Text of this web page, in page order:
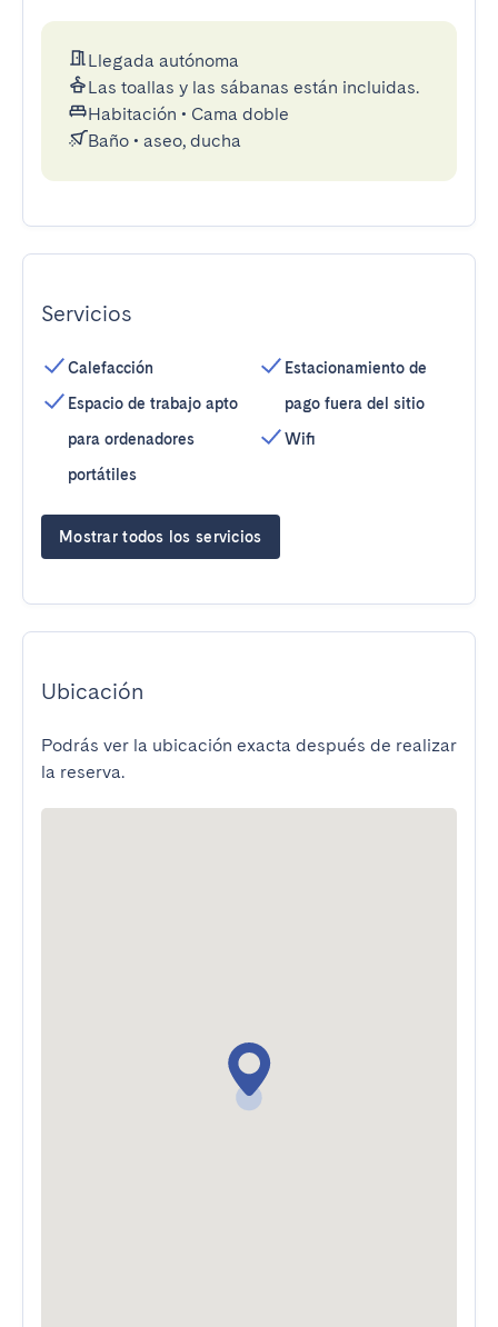
Llegada autónoma
Las toallas y las sábanas están incluidas.
Habitación • Cama doble
Baño • aseo, ducha
Servicios
Calefacción
Espacio de trabajo apto
para ordenadores
portátiles
Estacionamiento de
pago fuera del sitio
Wifi
Mostrar todos los servicios
Ubicación
Podrás ver la ubicación exacta después de realizar
la reserva.